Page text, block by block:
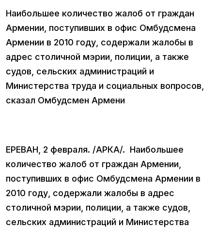
Наибольшее количество жалоб от граждан
Армении, поступивших в офис Омбудсмена
Армении в 2010 году, содержали жалобы в
адрес столичной мэрии, полиции, а также
судов, сельских администраций и
Министерства труда и социальных вопросов,
сказал Омбудсмен Армени
ЕРЕВАН, 2 февраля. /АРКА/. Наибольшее
количество жалоб от граждан Армении,
поступивших в офис Омбудсмена Армении в
2010 году, содержали жалобы в адрес
столичной мэрии, полиции, а также судов,
сельских администраций и Министерства